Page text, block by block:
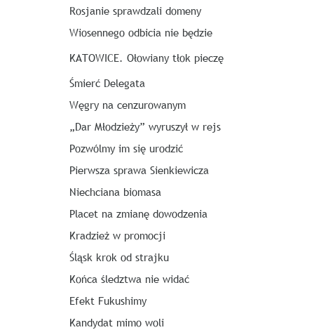
Rosjanie sprawdzali domeny
Wiosennego odbicia nie będzie
KATOWICE. Ołowiany tłok pieczę
Śmierć Delegata
Węgry na cenzurowanym
„Dar Młodzieży” wyruszył w rejs
Pozwólmy im się urodzić
Pierwsza sprawa Sienkiewicza
Niechciana biomasa
Placet na zmianę dowodzenia
Kradzież w promocji
Śląsk krok od strajku
Końca śledztwa nie widać
Efekt Fukushimy
Kandydat mimo woli